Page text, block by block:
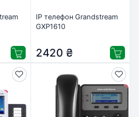
IP телефон Grandstream
GXP1610
2420 ₴